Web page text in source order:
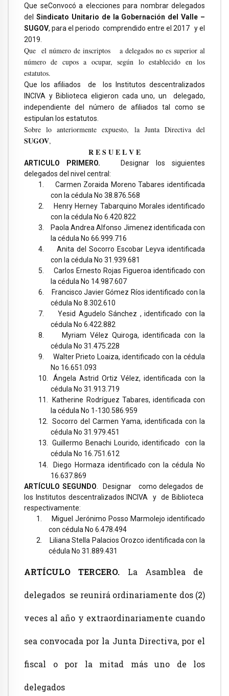
Que seConvocó a elecciones para nombrar delegados
del Sindicato Unitario de la Gobernación del Valle –
SUGOV, para el periodo comprendido entre el 2017 y el
2019.
Que el número de inscriptos a delegados no es superior al
número de cupos a ocupar, según lo establecido en los
estatutos.
Que
os afiliados de los Institutos descentralizados
INCIVA y Biblioteca eligieron cada uno, un delegado,
independiente del número de afiliados tal como se
estipulan los estatutos.
Sobre lo anteriormente expuesto, la Junta Directiva del
SUGOV,
R E S U E L V E
ARTICULO PRIMERO. Designar los siguientes
delegados del nivel central:
1.
Carmen Zoraida Moreno Tabares identificada
con la cédula No 38.876.568
2.
Henry Herney Tabarquino Morales identificado
con la cédula No 6.420.822
3.
Paola Andrea Alfonso Jimenez identificada con
la cédula No 66.999.716
4.
Anita del Socorro Escobar Leyva identificada
con la cédula No 31.939.681
5.
Carlos Ernesto Rojas Figueroa identificado con
la cédula No 14.987.607
6.
Francisco Javier Gómez Ríos identificado con la
cédula No 8.302.610
7.
Yesid Agudelo Sánchez , identificado con la
cédula No 6.422.882
8.
Myriam Vélez Quiroga, identificada con la
cédula No 31.475.228
9.
Walter Prieto Loaiza, identificado con la cédula
No 16.651.093
10.
Ángela Astrid Ortiz Vélez, identificada con la
cédula No 31.913.719
11.
Katherine Rodríguez Tabares, identificada con
la cédula No 1-130.586.959
12. Socorro del Carmen Yama, identificada con la
cédula No 31.979.451
13. Guillermo Benachi Lourido, identificado con la
cédula No 16.751.612
14.
Diego Hormaza identificado con la cédula No
16.637.869
ARTÍCULO SEGUNDO. Designar como delegados de
los Institutos descentralizados INCIVA y de Biblioteca
respectivamente:
1.
Miguel Jerónimo Posso Marmolejo identificado
con cédula No 6.478.494
2.
Liliana Stella Palacios Orozco identificada con la
cédula No 31.889.431
ARTÍCULO TERCERO. La Asamblea de
delegados se reunirá ordinariamente dos (2)
veces al año y extraordinariamente cuando
sea convocada por la Junta Directiva, por el
fiscal o por la mitad más uno de los
delegados